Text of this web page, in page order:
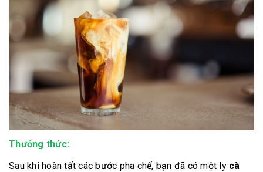
Thưởng thức:
Sau khi hoàn tất các bước pha chế, bạn đã có một ly cà